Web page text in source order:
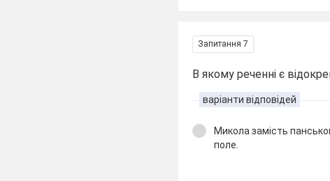
Запитання 7
В якому реченні є
варіанти відповідей
Микола замість
поле.